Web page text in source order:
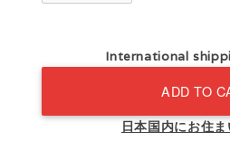
International
ADD TO
日本国内にお住